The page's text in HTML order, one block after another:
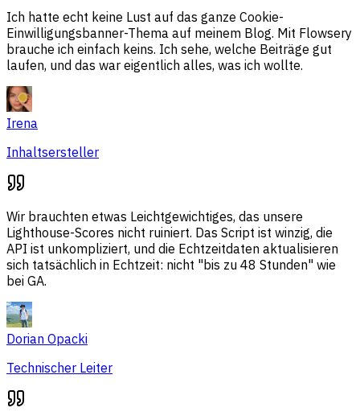
Ich hatte echt keine Lust auf das ganze Cookie-
Einwilligungsbanner-Thema auf meinem Blog. Mit Flowsery
brauche ich einfach keins. Ich sehe, welche Beiträge gut
laufen, und das war eigentlich alles, was ich wollte.
Irena
Inhaltsersteller
Wir brauchten etwas Leichtgewichtiges, das unsere
Lighthouse-Scores nicht ruiniert. Das Script ist winzig, die
API ist unkompliziert, und die Echtzeitdaten aktualisieren
sich tatsächlich in Echtzeit: nicht "bis zu 48 Stunden" wie
bei GA.
Dorian Opacki
Technischer Leiter